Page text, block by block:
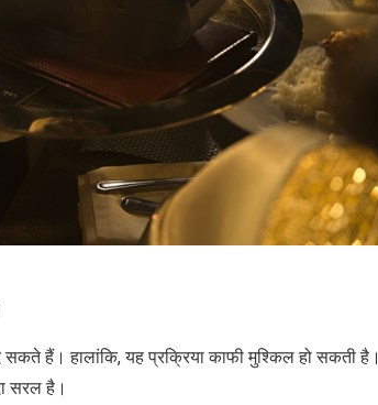
हैं। हालांकि, यह प्रक्रिया काफी मुश्किल हो सकती है।
सरल है।